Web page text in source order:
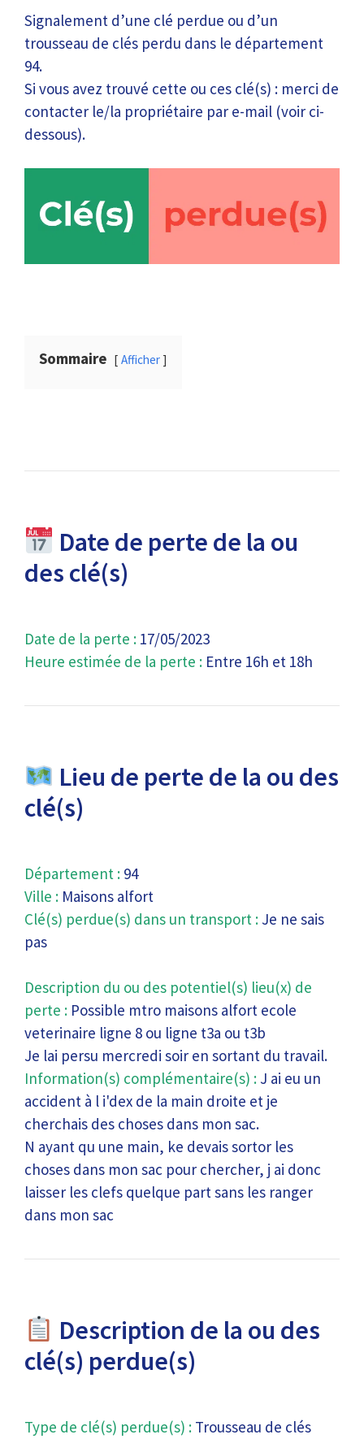
Signalement d’une clé perdue ou d’un
trousseau de clés perdu dans le département
94.
Si vous avez trouvé cette ou ces clé(s) : merci de
contacter le/la propriétaire par e-mail (voir ci-
dessous).
Sommaire Afficher
Date de perte de la ou
des clé(s)
Date de la perte : 17/05/2023
Heure estimée de la perte : Entre 16h et 18h
Lieu de perte de la ou des
clé(s)
Département : 94
Ville : Maisons alfort
Clé(s) perdue(s) dans un transport : Je ne sais
pas
Description du ou des potentiel(s) lieu(x) de
perte : Possible mtro maisons alfort ecole
veterinaire ligne 8 ou ligne t3a ou t3b
Je lai persu mercredi soir en sortant du travail.
Information(s) complémentaire(s) : J ai eu un
accident à l i'dex de la main droite et je
cherchais des choses dans mon sac.
N ayant qu une main, ke devais sortor les
choses dans mon sac pour chercher, j ai donc
laisser les clefs quelque part sans les ranger
dans mon sac
Description de la ou des
clé(s) perdue(s)
Type de clé(s) perdue(s) : Trousseau de clés